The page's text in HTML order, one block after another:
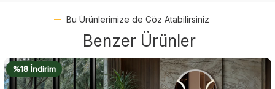
Bu Ürünlerimize de Göz Atabilirsiniz
Benzer Ürünler
%18 İndirim